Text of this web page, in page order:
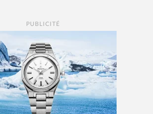
PUBLICITÉ